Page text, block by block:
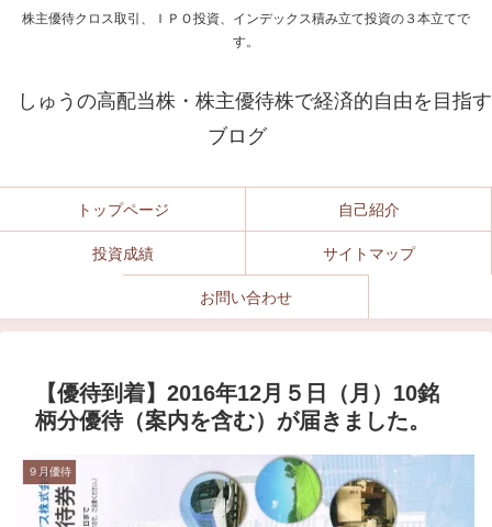
株主優待クロス取引、ＩＰＯ投資、インデックス積み立て投資の３本立てで
す。
しゅうの高配当株・株主優待株で経済的自由を目指す
ブログ
トップページ 自己紹介
投資成績 サイトマップ
お問い合わせ
【優待到着】2016年12月５日（月）10銘
柄分優待（案内を含む）が届きました。
９月優待